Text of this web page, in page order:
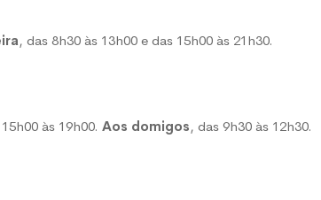
, das 8h30 às 13h00 e das 15h00 às 21h30.
às 19h00. Aos domigos, das 9h30 às 12h30.